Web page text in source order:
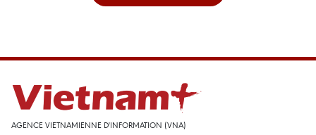
AGENCE VIETNAMIENNE D'INFORMATION (VNA)